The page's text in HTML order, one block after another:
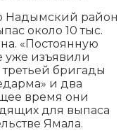
Надымский район
около 10 тыс.
«Постоянную
уже изъявили
бригады
и два
время они
для выпаса
Ямала.